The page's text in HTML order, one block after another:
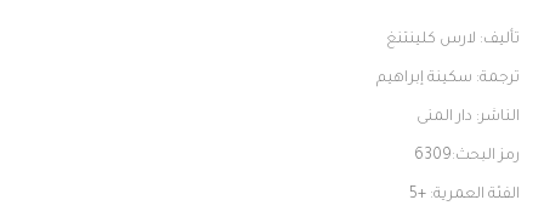
تأليف: لارس كلينتنغ
ترجمة: سكينة إبراهيم
الناشر: دار المنى
رمز البحث:6309
الفئة العمرية: +5